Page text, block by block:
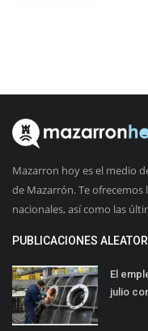
Mazarron hoy es el medio
de Mazarrón. Te ofrecemos
nacionales, así como las
PUBLICACIONES
El
julio